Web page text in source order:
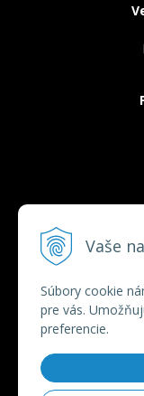
Vaše
Súbory cookie
pre vás.
preferencie.
E-